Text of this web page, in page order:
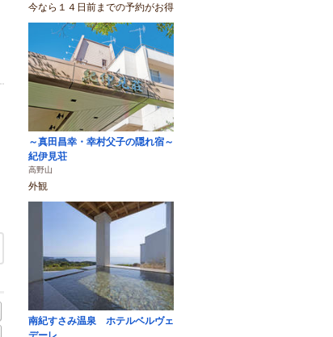
空き状況・料金を見る
今なら１４日前までの予約がお得
～真田昌幸・幸村父子の隠れ宿～
紀伊見荘
高野山
外観
南紀すさみ温泉 ホテルベルヴェ